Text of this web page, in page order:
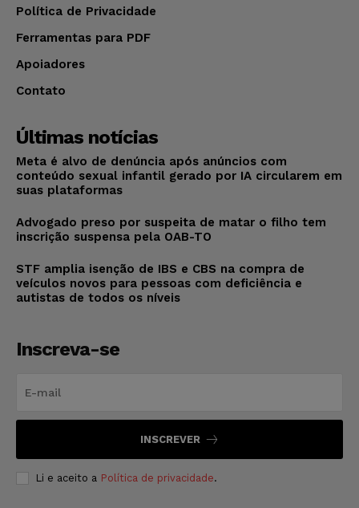
Política de Privacidade
Ferramentas para PDF
Apoiadores
Contato
Últimas notícias
Meta é alvo de denúncia após anúncios com
conteúdo sexual infantil gerado por IA circularem em
suas plataformas
Advogado preso por suspeita de matar o filho tem
inscrição suspensa pela OAB-TO
STF amplia isenção de IBS e CBS na compra de
veículos novos para pessoas com deficiência e
autistas de todos os níveis
Inscreva-se
INSCREVER
Li e aceito a Política de privacidade.